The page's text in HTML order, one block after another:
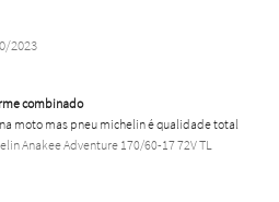
2023
combinado
moto mas pneu michelin é qualidade total
Anakee Adventure 170/60-17 72V TL